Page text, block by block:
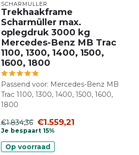
SCHARMÜLLER
Trekhaakframe
Scharmüller max.
oplegdruk 3000 kg
Mercedes-Benz MB Trac
1100, 1300, 1400, 1500,
1600, 1800
Passend voor: Mercedes-Benz MB
Trac 1100, 1300, 1400, 1500, 1600,
1800
€1.834,36 €1.559,21
Je bespaart 15%
Op voorraad